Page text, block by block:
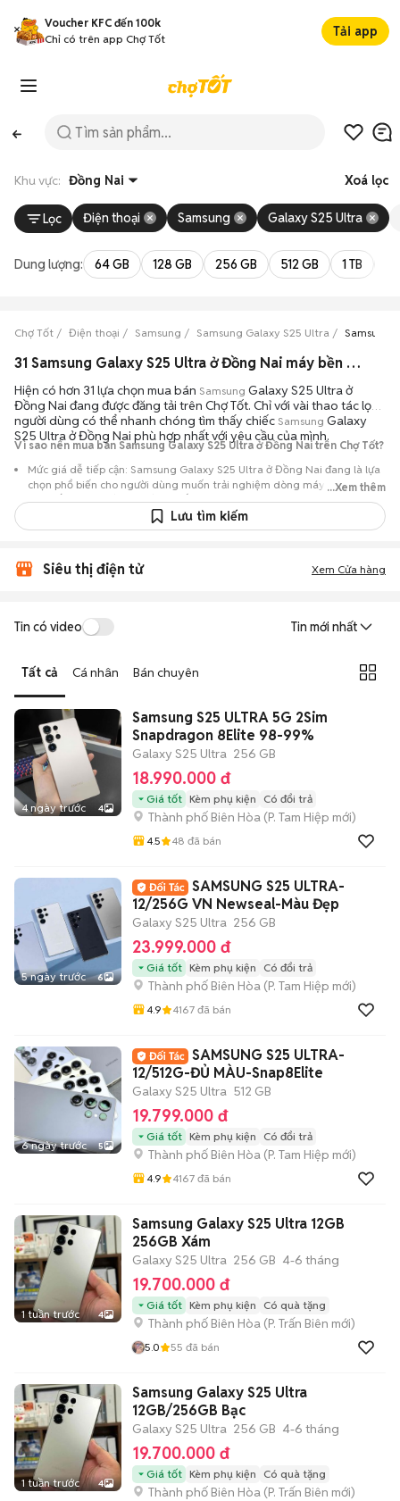
Voucher KFC đến 100k
Chỉ có trên app Chợ Tốt
Tải app
Khu vực: Đồng Nai Xoá lọc
Lọc Điện thoại Samsung Galaxy S25 Ultra
Dung lượng: 64 GB 128 GB 256 GB 512 GB 1 TB
Chợ Tốt Điện thoại Samsung Samsung Galaxy S25 Ultra Samsung
31 Samsung Galaxy S25 Ultra ở Đồng Nai máy bền đẹp đang bán 08/2026
Hiện có hơn 31 lựa chọn mua bán Samsung Galaxy S25 Ultra ở
Đồng Nai đang được đăng tải trên Chợ Tốt. Chỉ với vài thao tác lọc,
người dùng có thể nhanh chóng tìm thấy chiếc Samsung Galaxy
S25 Ultra ở Đồng Nai phù hợp nhất với yêu cầu của mình.
Vì sao nên mua bán Samsung Galaxy S25 Ultra ở Đồng Nai trên Chợ Tốt?
Mức giá dễ tiếp cận: Samsung Galaxy S25 Ultra ở Đồng Nai đang là lựa
chọn phổ biến cho người dùng muốn trải nghiệm dòng máy này với chi
phí thấp hơn so với khi mới ra mắt.
Nguồn cung phong phú: Dễ dàng tìm thấySamsung
Galaxy S25 Ultra ở
Giao dịch minh bạch: Việc gặp gỡ trực tiếp giúp người mua
tin đăng.
địa điểm giao nhận, chốt giao dịch nhanh chóng khi đạt được
...Xem thêm
Lưu tìm kiếm
Siêu thị điện tử Xem Cửa hàng
Tin có video Tin mới nhất
Tất cả Cá nhân Bán chuyên
4 ngày trước 4
Samsung S25 ULTRA 5G 2Sim
Snapdragon 8Elite 98-99%
Galaxy S25 Ultra 256 GB
18.990.000 đ
Giá tốt Kèm phụ kiện Có đổi trả
Thành phố Biên Hòa (P. Tam Hiệp mới)
4.5 48 đã bán
5 ngày trước 6
SAMSUNG S25 ULTRA-
12/256G VN Newseal-Màu Đẹp
Galaxy S25 Ultra 256 GB
23.999.000 đ
Giá tốt Kèm phụ kiện Có đổi trả
Thành phố Biên Hòa (P. Tam Hiệp mới)
4.9 4167 đã bán
6 ngày trước 5
SAMSUNG S25 ULTRA-
12/512G-ĐỦ MÀU-Snap8Elite
Galaxy S25 Ultra 512 GB
19.799.000 đ
Giá tốt Kèm phụ kiện Có đổi trả
Thành phố Biên Hòa (P. Tam Hiệp mới)
4.9 4167 đã bán
1 tuần trước 4
Samsung Galaxy S25 Ultra 12GB
256GB Xám
Galaxy S25 Ultra 256 GB 4-6 tháng
19.700.000 đ
Giá tốt Kèm phụ kiện Có quà tặng
Thành phố Biên Hòa (P. Trấn Biên mới)
5.0 55 đã bán
1 tuần trước 4
Samsung Galaxy S25 Ultra
12GB/256GB Bạc
Galaxy S25 Ultra 256 GB 4-6 tháng
19.700.000 đ
Giá tốt Kèm phụ kiện Có quà tặng
Thành phố Biên Hòa (P. Trấn Biên mới)